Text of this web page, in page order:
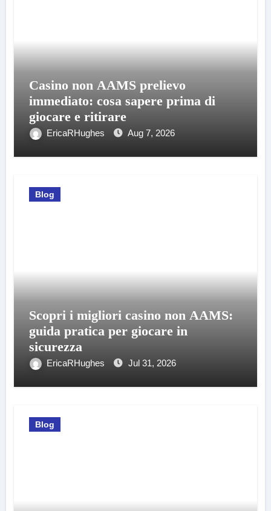
Casino non AAMS prelievo
immediato: cosa sapere prima di
giocare e ritirare
EricaRHughes Aug 7, 2026
Blog
Scopri i migliori casino non AAMS:
guida pratica per giocare in
sicurezza
EricaRHughes Jul 31, 2026
Blog